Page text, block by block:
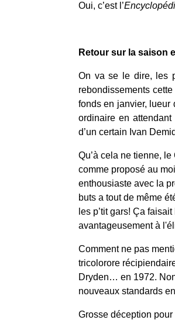
Oui, c’est l’
Retour sur la saison
On va se le dire, les
rebondissements
fonds en janvier, lueur
ordinaire en
d’un certain Ivan
Qu’à cela ne tienne,
comme proposé au
enthousiaste avec la
buts a tout de même
les p’tit gars! Ça
avantageusement à
Comment ne pas
tricolorore
Dryden… en 1972.
nouveaux standards
Grosse déception